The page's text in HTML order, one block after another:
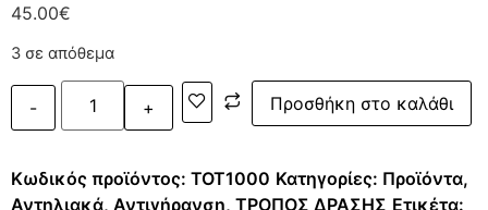
45.00€
3 σε απόθεμα
Προσθήκη στο καλάθι
Κωδικός προϊόντος: TOT1000 Κατηγορίες: Προϊόντα,
Αντηλιακά, Αντιγήρανση, ΤΡΟΠΟΣ ΔΡΑΣΗΣ Ετικέτα: